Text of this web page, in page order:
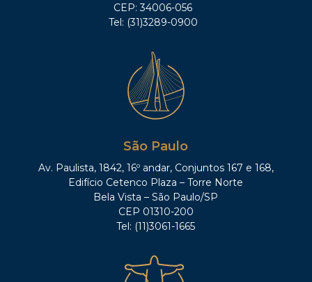
CEP: 34006-056
Tel: (31)3289-0900
São Paulo
Av. Paulista, 1842, 16º andar, Conjuntos 167 e 168,
Edifício Cetenco Plaza – Torre Norte
Bela Vista – São Paulo/SP
CEP 01310-200
Tel: (11)3061-1665